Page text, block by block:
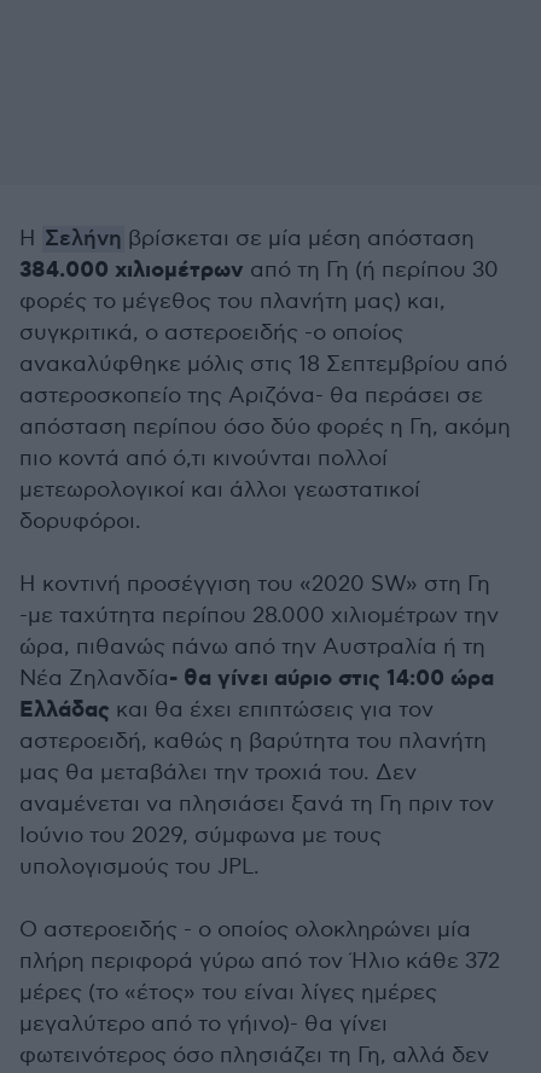
Η Σελήνη βρίσκεται σε μία μέση απόσταση
384.000 χιλιομέτρων από τη Γη (ή περίπου 30
φορές το μέγεθος του πλανήτη μας) και,
συγκριτικά, ο αστεροειδής -ο οποίος
ανακαλύφθηκε μόλις στις 18 Σεπτεμβρίου από
αστεροσκοπείο της Αριζόνα- θα περάσει σε
απόσταση περίπου όσο δύο φορές η Γη, ακόμη
πιο κοντά από ό,τι κινούνται πολλοί
μετεωρολογικοί και άλλοι γεωστατικοί
δορυφόροι.
Η κοντινή προσέγγιση του «2020 SW» στη Γη
-με ταχύτητα περίπου 28.000 χιλιομέτρων την
ώρα, πιθανώς πάνω από την Αυστραλία ή τη
Νέα Ζηλανδία- θα γίνει αύριο στις 14:00 ώρα
Ελλάδας και θα έχει επιπτώσεις για τον
αστεροειδή, καθώς η βαρύτητα του πλανήτη
μας θα μεταβάλει την τροχιά του. Δεν
αναμένεται να πλησιάσει ξανά τη Γη πριν τον
Ιούνιο του 2029, σύμφωνα με τους
υπολογισμούς του JPL.
Ο αστεροειδής - ο οποίος ολοκληρώνει μία
πλήρη περιφορά γύρω από τον Ήλιο κάθε 372
μέρες (το «έτος» του είναι λίγες ημέρες
μεγαλύτερο από το γήινο)- θα γίνει
φωτεινότερος όσο πλησιάζει τη Γη, αλλά δεν